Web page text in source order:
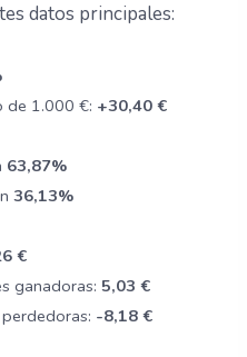
datos principales:
de 1.000 €: +30,40 €
63,87%
36,13%
€
ganadoras:5,03 €
-8,18 €